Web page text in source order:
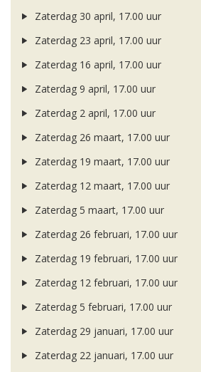
Zaterdag 30 april, 17.00 uur
Zaterdag 23 april, 17.00 uur
Zaterdag 16 april, 17.00 uur
Zaterdag 9 april, 17.00 uur
Zaterdag 2 april, 17.00 uur
Zaterdag 26 maart, 17.00 uur
Zaterdag 19 maart, 17.00 uur
Zaterdag 12 maart, 17.00 uur
Zaterdag 5 maart, 17.00 uur
Zaterdag 26 februari, 17.00 uur
Zaterdag 19 februari, 17.00 uur
Zaterdag 12 februari, 17.00 uur
Zaterdag 5 februari, 17.00 uur
Zaterdag 29 januari, 17.00 uur
Zaterdag 22 januari, 17.00 uur